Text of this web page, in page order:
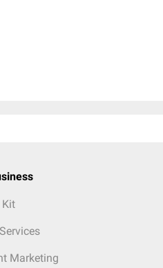
Kit
Marketing